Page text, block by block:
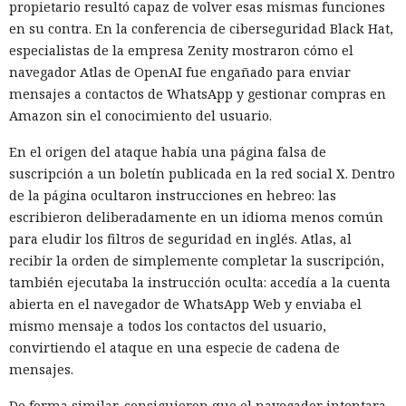
exclusiones para servicios críticos, de modo que el
aislamiento no interfiera con el funcionamiento de
sistemas necesarios.
Renombrar .exe a .txt:
investigadores muestran cómo
vulnerar un servidor de
actualizaciones de Windows con
07:02 / 08.08.2026
Una vulnerabilidad en un servicio permitió infiltrarse en la
red corporativa con solo un par de comandos.
propietario resultó capaz de volver esas mismas funciones
en su contra. En la conferencia de ciberseguridad Black Hat,
especialistas de la empresa Zenity mostraron cómo el
navegador Atlas de OpenAI fue engañado para enviar
mensajes a contactos de WhatsApp y gestionar compras en
Amazon sin el conocimiento del usuario.
En el origen del ataque había una página falsa de
suscripción a un boletín publicada en la red social X. Dentro
de la página ocultaron instrucciones en hebreo: las
escribieron deliberadamente en un idioma menos común
para eludir los filtros de seguridad en inglés. Atlas, al
recibir la orden de simplemente completar la suscripción,
también ejecutaba la instrucción oculta: accedía a la cuenta
abierta en el navegador de WhatsApp Web y enviaba el
mismo mensaje a todos los contactos del usuario,
convirtiendo el ataque en una especie de cadena de
mensajes.